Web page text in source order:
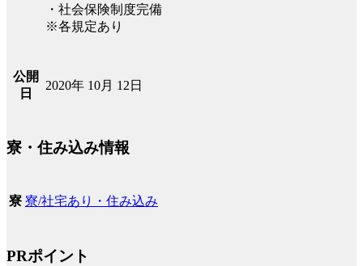
・社会保険制度完備
※各規定あり
公開
日
2020年 10月 12日
寮・住み込み情報
寮 寮/社宅あり・住み込み
PRポイント